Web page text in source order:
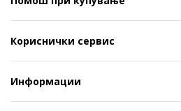
Кориснички сервис
Информации